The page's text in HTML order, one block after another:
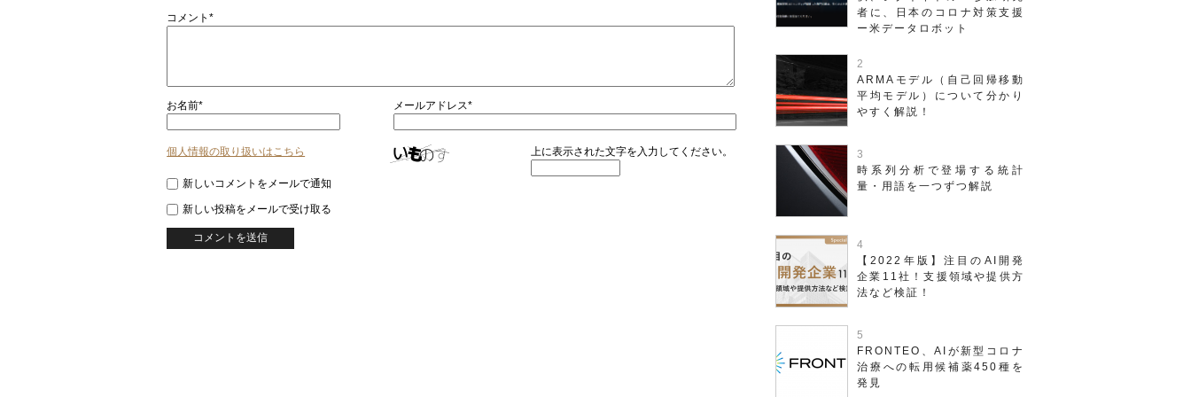
コメント*
お名前* メールアドレス*
個人情報の取り扱いはこちら 上に表示された文字を入力してください。
新しいコメントをメールで通知
新しい投稿をメールで受け取る
者に、日本のコロナ対策支援
ー米データロボット
ARMAモデル（自己回帰移動
平均モデル）について分かり
やすく解説！
時系列分析で登場する統計
量・用語を一つずつ解説
【2022年版】注目のAI開発
企業11社！支援領域や提供方
法など検証！
FRONTEO、AIが新型コロナ
治療への転用候補薬450種を
発見